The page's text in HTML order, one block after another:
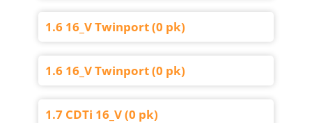
1.6 16_V Twinport (0 pk)
1.6 16_V Twinport (0 pk)
1.7 CDTi 16_V (0 pk)